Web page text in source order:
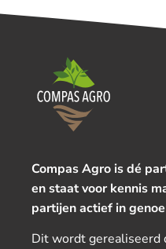
Compas Agro is dé
en staat voor kennis
partijen actief in
Dit wordt gerealiseerd